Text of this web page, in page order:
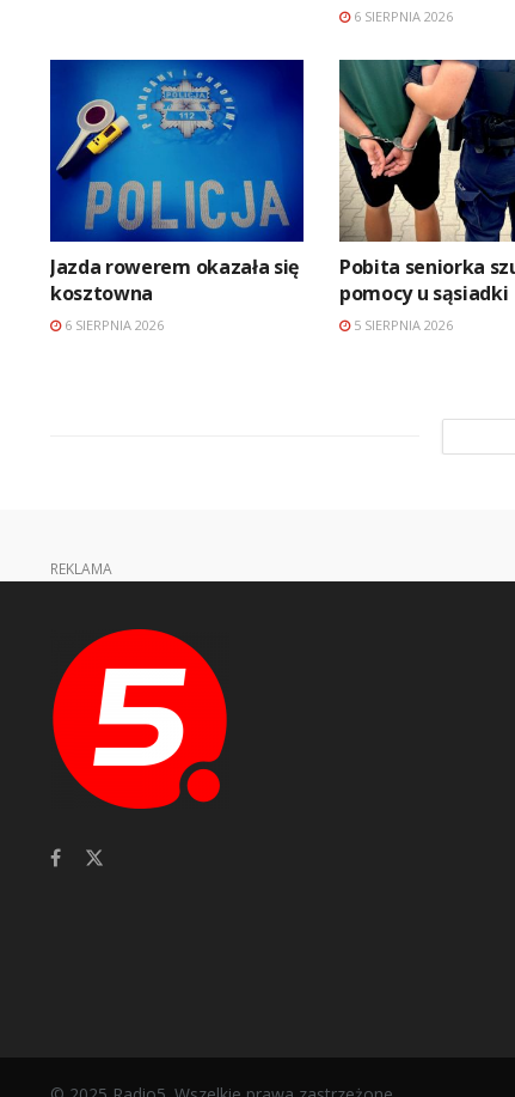
6 SIERPNIA 2026
Jazda rowerem okazała się
kosztowna
6 SIERPNIA 2026
Pobita seniorka
pomocy u sąsiadki
5 SIERPNIA 2026
REKLAMA